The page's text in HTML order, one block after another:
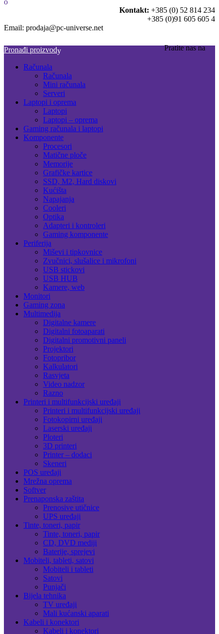
Kontakt: +385 (0) 52 814 234
+385 (0)91 605 605 4
Email: prodaja@pc-universe.net
Pratite nas na
Pronađi proizvod
Računala
Računala
Mini računala
Serveri
Laptopi i oprema
Laptopi
Laptopi – oprema
Gaming računala i laptopi
Komponente
Procesori
Matične ploče
Memorije
Grafičke kartice
SSD, M2, Hard diskovi
Kućišta
Napajanja
Cooleri
Optika
Adapteri i kontroleri
Gaming komponente
Periferija
Miševi i tipkovnice
Zvučnici, slušalice i mikrofoni
USB stickovi
USB HUB
Kamere, web
Monitori
Gaming zona
Multimedija
Digitalne kamere
Digitalni fotoaparati
Digitalni promotivni paneli
Projektori
Fotopribor
Kalkulatori
Rasvjeta
Video nadzor
Razno
Printeri i multifunkcijski uređaji
Printeri i multifunkcijski uređaji
Fotokopirni uređaji
Laserski uređaji
Ploteri
3D printeri
Printer – dodaci
Skeneri
POS uređaji
Mrežna oprema
Softver
Prenaponska zaštita
Prenosive utičnice
UPS uređaji
Tinte, toneri, papir
Tinte, toneri, papir
CD, DVD mediji
Baterije, sprejevi
Mobiteli, tableti, satovi
Mobiteli i tableti
Satovi
Punjači
Bijela tehnika
TV uređaji
Mali kućanski aparati
Kabeli i konektori
Kabeli i konektori